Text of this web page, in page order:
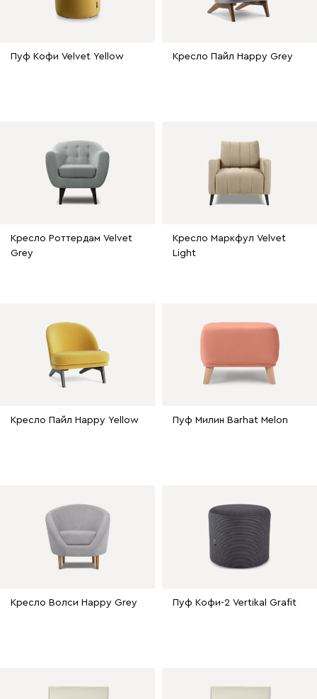
Пуф Кофи Velvet Yellow Кресло Пайл Happy Grey
Кресло Роттердам Velvet
Grey
Кресло Маркфул Velvet
Light
Кресло Пайл Happy Yellow Пуф Милин Barhat Melon
Кресло Волси Happy Grey Пуф Кофи-2 Vertikal Grafit